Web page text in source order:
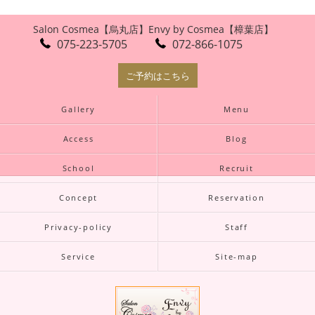
Salon Cosmea【烏丸店】
075-223-5705
Envy by Cosmea【樟葉店】
072-866-1075
ご予約はこちら
Gallery Menu
Access Blog
School Recruit
Concept Reservation
Privacy-policy Staff
Service Site-map